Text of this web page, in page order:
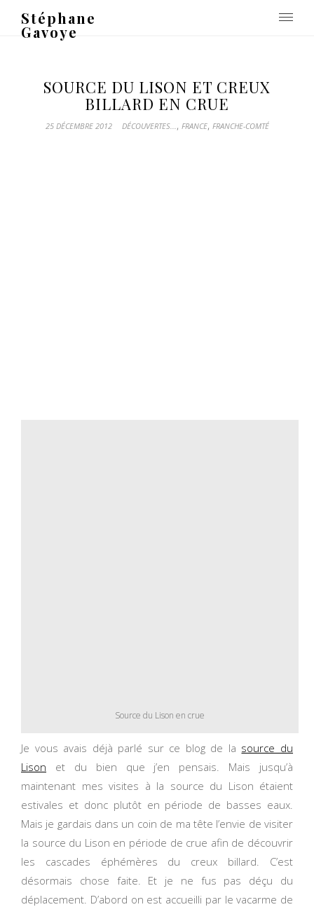
Stéphane
Gavoye
SOURCE DU LISON ET CREUX
BILLARD EN CRUE
25 DÉCEMBRE 2012 DÉCOUVERTES..., FRANCE, FRANCHE-COMTÉ
Source du Lison en crue
Je vous avais déjà parlé sur ce blog de la source du
Lison et du bien que j’en pensais. Mais jusqu’à
maintenant mes visites à la source du Lison étaient
estivales et donc plutôt en période de basses eaux.
Mais je gardais dans un coin de ma tête l’envie de visiter
la source du Lison en période de crue afin de découvrir
les cascades éphémères du creux billard. C’est
désormais chose faite. Et je ne fus pas déçu du
déplacement. D’abord on est accueilli par le vacarme de